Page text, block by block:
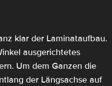
klar der Laminataufbau.
ausgerichtetes
Um dem Ganzen die
der Längsachse auf